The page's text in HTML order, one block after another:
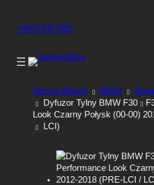
+48574397555
Strona główna BMW
Dyfuzor Tylny BMW F30
Look Czarny Połysk (00-00)
LCI)